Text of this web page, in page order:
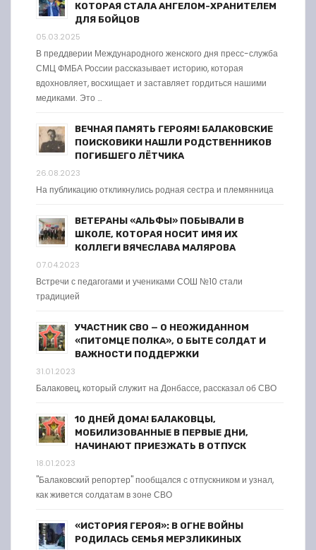
КОТОРАЯ СТАЛА АНГЕЛОМ-ХРАНИТЕЛЕМ
ДЛЯ БОЙЦОВ
05.03.2025
В преддверии Международного женского дня пресс-служба
СМЦ ФМБА России рассказывает историю, которая
вдохновляет, восхищает и заставляет гордиться нашими
медиками. Это …
ВЕЧНАЯ ПАМЯТЬ ГЕРОЯМ! БАЛАКОВСКИЕ
ПОИСКОВИКИ НАШЛИ РОДСТВЕННИКОВ
ПОГИБШЕГО ЛЁТЧИКА
26.08.2023
На публикацию откликнулись родная сестра и племянница
ВЕТЕРАНЫ «АЛЬФЫ» ПОБЫВАЛИ В
ШКОЛЕ, КОТОРАЯ НОСИТ ИМЯ ИХ
КОЛЛЕГИ ВЯЧЕСЛАВА МАЛЯРОВА
07.04.2023
Встречи с педагогами и учениками СОШ №10 стали
традицией
УЧАСТНИК СВО — О НЕОЖИДАННОМ
«ПИТОМЦЕ ПОЛКА», О БЫТЕ СОЛДАТ И
ВАЖНОСТИ ПОДДЕРЖКИ
31.01.2023
Балаковец, который служит на Донбассе, рассказал об СВО
10 ДНЕЙ ДОМА! БАЛАКОВЦЫ,
МОБИЛИЗОВАННЫЕ В ПЕРВЫЕ ДНИ,
НАЧИНАЮТ ПРИЕЗЖАТЬ В ОТПУСК
18.01.2023
"Балаковский репортер" пообщался с отпускником и узнал,
как живется солдатам в зоне СВО
«ИСТОРИЯ ГЕРОЯ»: В ОГНЕ ВОЙНЫ
РОДИЛАСЬ СЕМЬЯ МЕРЗЛИКИНЫХ